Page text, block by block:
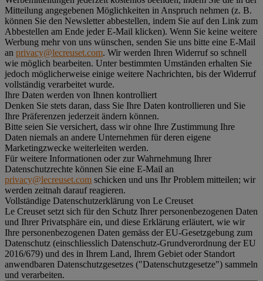
Mitteilung angegebenen Möglichkeiten in Anspruch nehmen (z. B.
können Sie den Newsletter abbestellen, indem Sie auf den Link zum
Abbestellen am Ende jeder E-Mail klicken). Wenn Sie keine weitere
Werbung mehr von uns wünschen, senden Sie uns bitte eine E-Mail
an privacy@lecreuset.com. Wir werden Ihren Widerruf so schnell
wie möglich bearbeiten. Unter bestimmten Umständen erhalten Sie
jedoch möglicherweise einige weitere Nachrichten, bis der Widerruf
vollständig verarbeitet wurde.
Ihre Daten werden von Ihnen kontrolliert
Denken Sie stets daran, dass Sie Ihre Daten kontrollieren und Sie
Ihre Präferenzen jederzeit ändern können.
Bitte seien Sie versichert, dass wir ohne Ihre Zustimmung Ihre
Daten niemals an andere Unternehmen für deren eigene
Marketingzwecke weiterleiten werden.
Für weitere Informationen oder zur Wahrnehmung Ihrer
Datenschutzrechte können Sie eine E-Mail an
privacy@lecreuset.com schicken und uns Ihr Problem mitteilen; wir
werden zeitnah darauf reagieren.
Vollständige Datenschutzerklärung von Le Creuset
Le Creuset setzt sich für den Schutz Ihrer personenbezogenen Daten
und Ihrer Privatsphäre ein, und diese Erklärung erläutert, wie wir
Ihre personenbezogenen Daten gemäss der EU-Gesetzgebung zum
Datenschutz (einschliesslich Datenschutz-Grundverordnung der EU
2016/679) und des in Ihrem Land, Ihrem Gebiet oder Standort
anwendbaren Datenschutzgesetzes ("Datenschutzgesetze") sammeln
und verarbeiten.